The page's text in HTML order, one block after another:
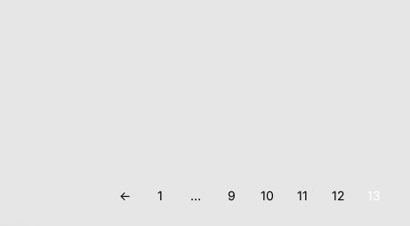
← 1 … 9 10 11 12 13